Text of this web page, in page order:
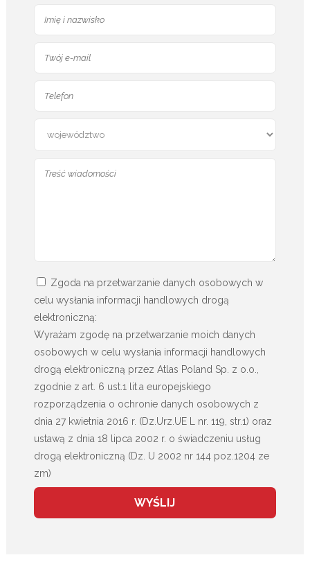
Zgoda na przetwarzanie danych osobowych w
celu wysłania informacji handlowych drogą
elektroniczną:
Wyrażam zgodę na przetwarzanie moich danych
osobowych w celu wysłania informacji handlowych
drogą elektroniczną przez Atlas Poland Sp. z o.o.,
zgodnie z art. 6 ust.1 lit.a europejskiego
rozporządzenia o ochronie danych osobowych z
dnia 27 kwietnia 2016 r. (Dz.Urz.UE L nr. 119, str.1) oraz
ustawą z dnia 18 lipca 2002 r. o świadczeniu usług
drogą elektroniczną (Dz. U 2002 nr 144 poz.1204 ze
zm)